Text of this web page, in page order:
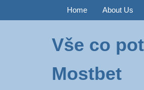
Home About Us
Vše co
Mostbet